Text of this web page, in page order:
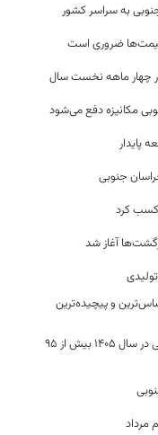
قیمت‌ها ضروری است
مکانیزه دفع می‌شود
پایدار
جنوبی
کرد
و پیچیده‌ترین
سهم مالیات از کل درآمدهای مصوب خراسان جنوبی در سال ۱۴۰۵ بیش از ۹۵